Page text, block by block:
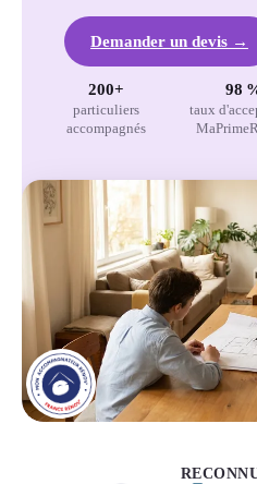
Demander un devis →
200+
particuliers
accompagnés
98
taux